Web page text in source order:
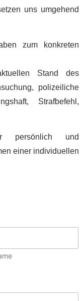
uns umgehend
zum konkreten
Stand des
polizeiliche
Strafbefehl,
persönlich und
einer individuellen